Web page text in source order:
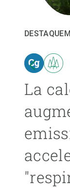
DESTAQUEM
La